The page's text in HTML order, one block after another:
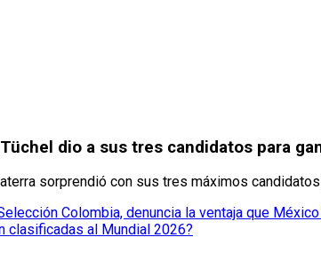
dio a sus tres candidatos para
sorprendió con sus tres máximos
Colombia, denuncia la ventaja que
clasificadas al Mundial 2026?